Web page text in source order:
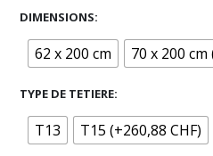
DIMENSIONS
62 x 200 cm 70 x 200 cm
TYPE DE TETIERE
T13 T15 (+260,88 CHF)